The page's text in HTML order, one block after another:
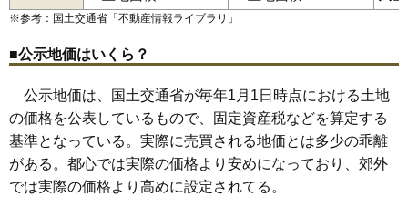
※参考：国土交通省「不動産情報ライブラリ 」
■公示地価はいくら？
公示地価は、国土交通省が毎年1月1日時点における土地
の価格を公表しているもので、固定資産税などを算定する
基準となっている。実際に売買される地価とは多少の乖離
がある。都心では実際の価格より安めになっており、郊外
では実際の価格より高めに設定されてる。
下綱釈迦内十二所白沢水門町住吉町立花常盤木町長木川南
根下戸新町
根下戸町
比内町笹館比内町独鈷
早口駅下川沿駅大館駅白沢駅十二所駅大滝温泉駅扇田駅